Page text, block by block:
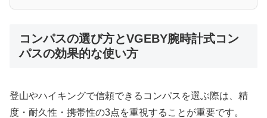
コンパスの選び方とVGEBY腕時計式コン
パスの効果的な使い方
登山やハイキングで信頼できるコンパスを選ぶ際は、精
度・耐久性・携帯性の3点を重視することが重要です。